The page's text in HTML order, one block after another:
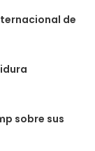
de
sobre sus